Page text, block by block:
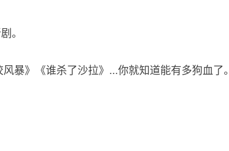
。
暴》《谁杀了沙拉》...你就知道能有多狗血了。